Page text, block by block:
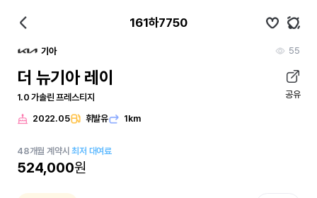
161하7750
기아 55
더 뉴기아 레이
1.0 가솔린 프레스티지 공유
2022.05 휘발유 1km
48개월 계약시최저 대여료
524,000원